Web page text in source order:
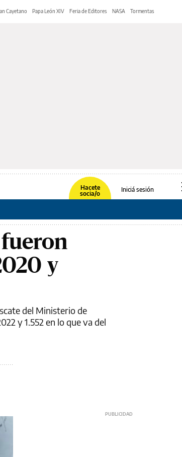
Cayetano Papa León XIV Feria de Editores NASA Tormentas
Hacete
socia/o
Iniciá sesión
y
del Ministerio de
y 1.552 en lo que va del